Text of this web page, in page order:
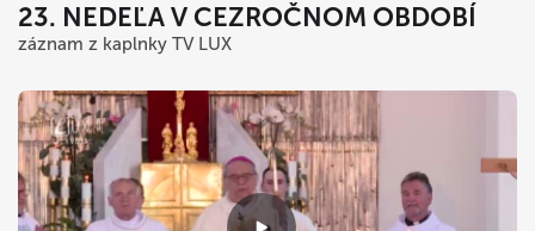
23. NEDEĽA V CEZROČNOM OBDOBÍ
záznam z kaplnky TV LUX